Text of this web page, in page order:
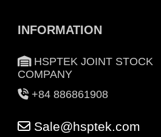
INFORMATION
HSPTEK JOINT STOCK
COMPANY
+84 886861908
Sale@hsptek.com